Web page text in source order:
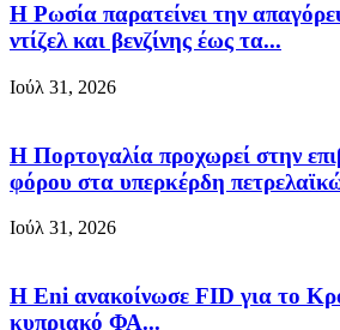
Η Ρωσία παρατείνει την
ντίζελ και βενζίνης έως τα...
Ιούλ 31, 2026
Η Πορτογαλία προχωρεί στην
φόρου στα υπερκέρδη
Ιούλ 31, 2026
Η Eni ανακοίνωσε FID για το
κυπριακό ΦΑ...